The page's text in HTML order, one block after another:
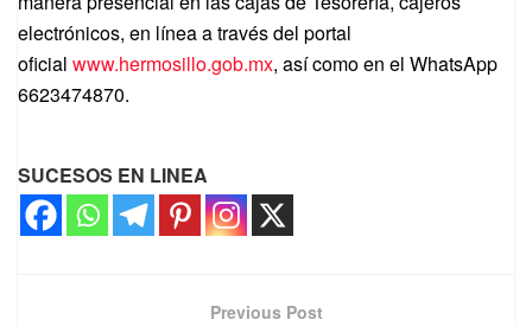
electrónicos, en línea a través del portal
oficial www.hermosillo.gob.mx, así como en el WhatsApp
6623474870.
SUCESOS EN LINEA
Previous Post